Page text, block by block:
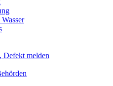
Defekt melden